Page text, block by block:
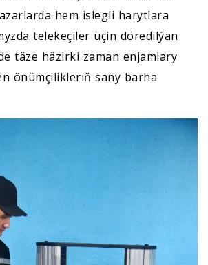
hem islegli harytlara
telekeçiler üçin döredilýän
täze häzirki zaman enjamlary
önümçilikleriň sany barha